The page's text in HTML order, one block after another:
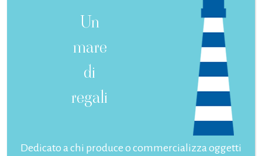
Un
mare
di
regali
Dedicato a chi produce o commercializza oggetti